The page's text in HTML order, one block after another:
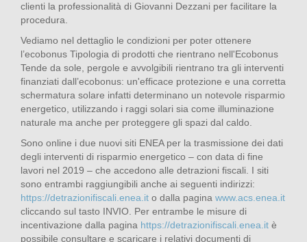
clienti la professionalità di Giovanni Dezzani per facilitare la
procedura.
Vediamo nel dettaglio le condizioni per poter ottenere
l’ecobonus Tipologia di prodotti che rientrano nell'Ecobonus
Tende da sole, pergole e avvolgibili rientrano tra gli interventi
finanziati dall’ecobonus: un'efficace protezione e una corretta
schermatura solare infatti determinano un notevole risparmio
energetico, utilizzando i raggi solari sia come illuminazione
naturale ma anche per proteggere gli spazi dal caldo.
Sono online i due nuovi siti ENEA per la trasmissione dei dati
degli interventi di risparmio energetico – con data di fine
lavori nel 2019 – che accedono alle detrazioni fiscali. I siti
sono entrambi raggiungibili anche ai seguenti indirizzi:
https://detrazionifiscali.enea.it o dalla pagina www.acs.enea.it
cliccando sul tasto INVIO. Per entrambe le misure di
incentivazione dalla pagina https://detrazionifiscali.enea.it è
possibile consultare e scaricare i relativi documenti di